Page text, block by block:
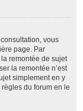
vous
page. Par
remontée de sujet
la remontée n’est
simplement en y
du forum en le